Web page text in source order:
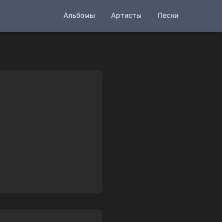
Альбомы Артисты Песни